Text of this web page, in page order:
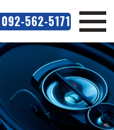
092-562-5171